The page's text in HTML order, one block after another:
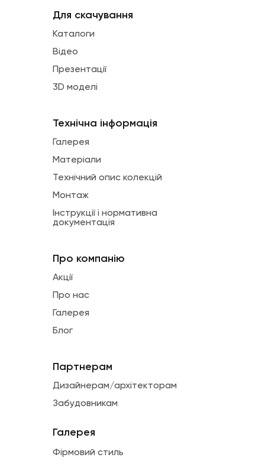
Для скачування
Каталоги
Відео
Презентації
3D моделі
Технічна інформація
Галерея
Матеріали
Технічний опис колекцій
Монтаж
Інструкції і нормативна
документація
Про компанію
Акції
Про нас
Галерея
Блог
Партнерам
Дизайнерам/архітекторам
Забудовникам
Галерея
Фірмовий стиль